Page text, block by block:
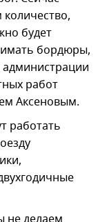
будет
бордюры,
администрации
работ
Аксеновым.
работать